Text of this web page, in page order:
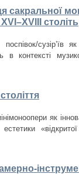
сакральної
століть
сузір’їв
в контексті
як